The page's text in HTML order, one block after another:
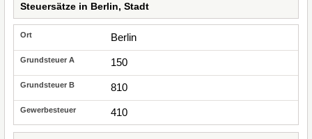
Steuersätze in Berlin, Stadt
Berlin
150
810
410